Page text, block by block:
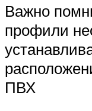
Важно
профили
ПВХ